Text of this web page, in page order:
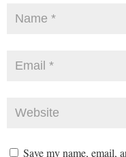
Save my name, email,